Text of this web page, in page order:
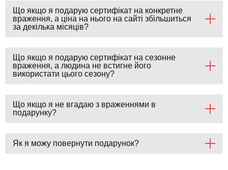
Що якщо я подарую сертифікат на конкретне
враження, а ціна на нього на сайті збільшиться
за декілька місяців?
Що якщо я подарую сертифікат на сезонне
враження, а людина не встигне його
використати цього сезону?
Що якщо я не вгадаю з враженнями в
подарунку?
Як я можу повернути подарунок?